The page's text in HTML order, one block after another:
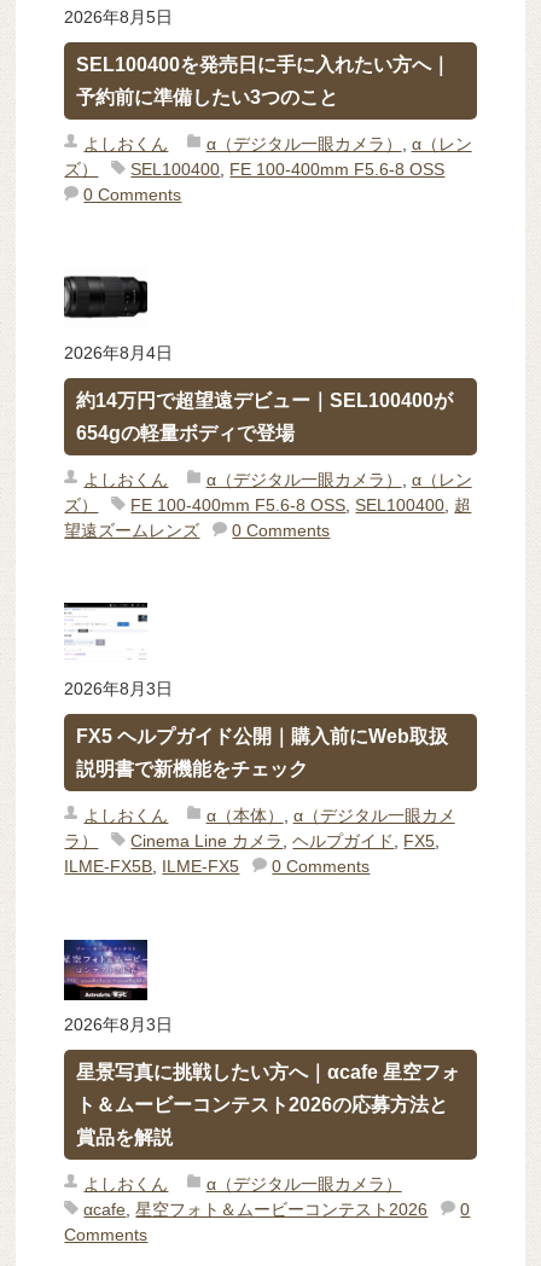
2026年8月5日
SEL100400を発売日に手に入れたい方へ｜
予約前に準備したい3つのこと
よしおくん α（デジタル一眼カメラ）
α（レン
ズ）
SEL100400 FE 100-400mm F5.6-8 OSS
0 Comments
2026年8月4日
約14万円で超望遠デビュー｜SEL100400が
654gの軽量ボディで登場
よしおくん α（デジタル一眼カメラ）
α（レン
ズ）
FE 100-400mm F5.6-8 OSS ,SEL100400 超
望遠ズームレンズ
0 Comments
2026年8月3日
FX5 ヘルプガイド公開｜購入前にWeb取扱
説明書で新機能をチェック
よしおくん α（本体）
α（デジタル一眼カメ
ラ）
Cinema Line カメラ ,ヘルプガイド FX5
ILME-FX5B ILME-FX5 0 Comments
2026年8月3日
星景写真に挑戦したい方へ｜αcafe 星空フォ
ト＆ムービーコンテスト2026の応募方法と
賞品を解説
よしおくん
α（デジタル一眼カメラ）
αcafe,星空フォト＆ムービーコンテスト2026
0
Comments